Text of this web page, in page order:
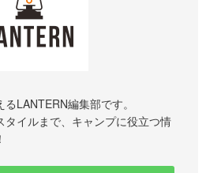
LANTERN編集部です。
タイルまで、キャンプに役立つ情